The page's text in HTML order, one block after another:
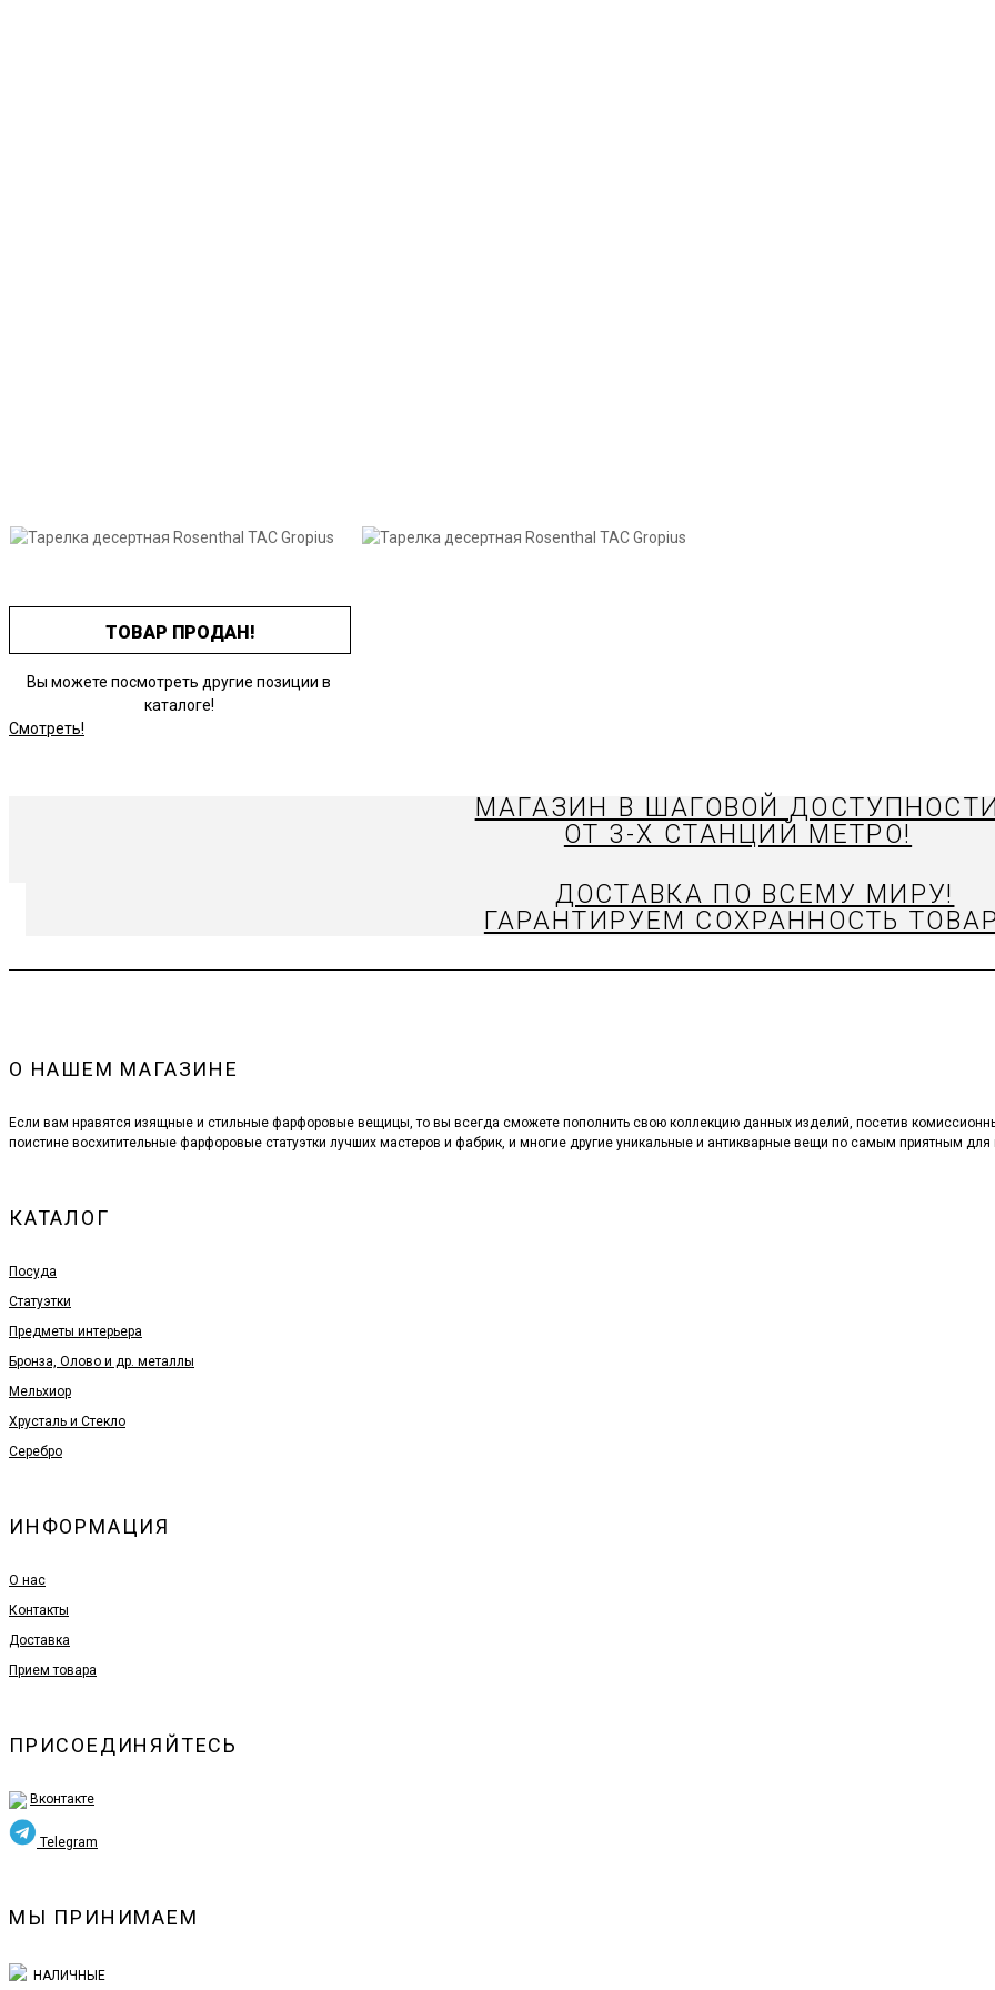
ТОВАР ПРОДАН!
Вы можете посмотреть другие позиции в
каталоге!
Смотреть!
МАГАЗИН В ШАГОВОЙ
ОТ 3-Х СТАНЦИЙ МЕТРО!
ДОСТАВКА ПО ВСЕМУ МИРУ!
ГАРАНТИРУЕМ СОХРАННОСТЬ
О НАШЕМ МАГАЗИНЕ
Если вам нравятся изящные и стильные фарфоровые вещицы, то вы всегда сможете пополнить свою коллекцию данных изделий, посетив
поистине восхитительные фарфоровые статуэтки лучших мастеров и фабрик, и многие другие уникальные и антикварные вещи по самым приятным
КАТАЛОГ
Посуда
Статуэтки
Предметы интерьера
Бронза, Олово и др. металлы
Мельхиор
Хрусталь и Стекло
Серебро
ИНФОРМАЦИЯ
О нас
Контакты
Доставка
Прием товара
ПРИСОЕДИНЯЙТЕСЬ
Вконтакте
Telegram
МЫ ПРИНИМАЕМ
НАЛИЧНЫЕ